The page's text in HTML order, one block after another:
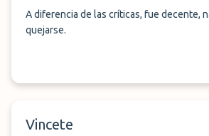
A diferencia de las críticas, fue decente,
quejarse.
Vincete